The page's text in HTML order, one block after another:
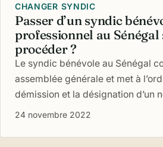
CHANGER SYNDIC
Passer d’un syndic
professionnel au
procéder ?
Le syndic bénévole au Sénégal
assemblée générale et met à
démission et la désignation d’un
24 novembre 2022